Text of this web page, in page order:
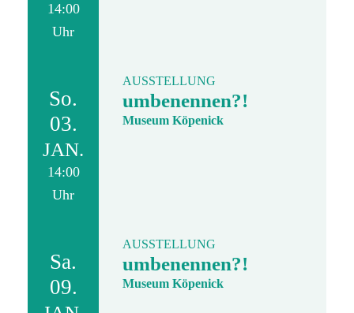
14:00
Uhr
So.
03.
JAN.
14:00
Uhr
AUSSTELLUNG
umbenennen?!
Museum Köpenick
Sa.
09.
AUSSTELLUNG
umbenennen?!
Museum Köpenick